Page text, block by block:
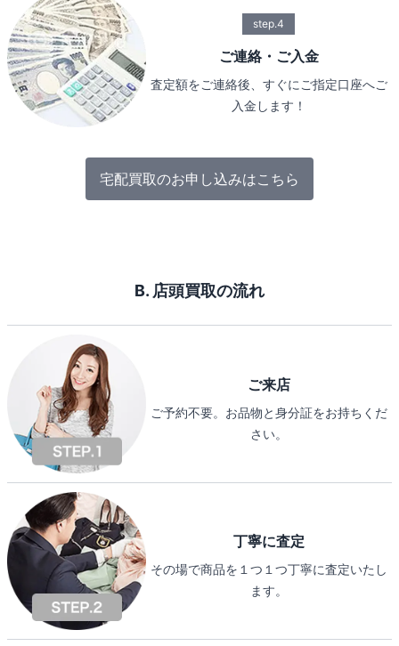
step.4
ご連絡・ご入金
査定額をご連絡後、すぐにご指定口座へご
入金します！
宅配買取のお申し込みはこちら
B. 店頭買取の流れ
ご来店
ご予約不要。お品物と身分証をお持ちくだ
さい。
丁寧に査定
その場で商品を１つ１つ丁寧に査定いたし
ます。